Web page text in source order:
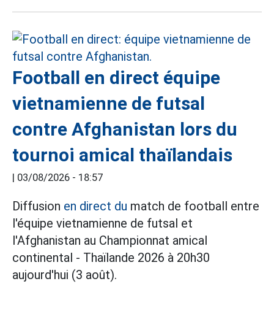
Football en direct équipe
vietnamienne de futsal
contre Afghanistan lors du
tournoi amical thaïlandais
| 03/08/2026 - 18:57
Diffusion en direct du match de football entre
l'équipe vietnamienne de futsal et
l'Afghanistan au Championnat amical
continental - Thaïlande 2026 à 20h30
aujourd'hui (3 août).